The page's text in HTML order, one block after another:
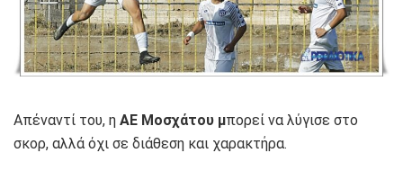
Απέναντί του, η ΑΕ Μοσχάτου μπορεί να λύγισε στο
σκορ, αλλά όχι σε διάθεση και χαρακτήρα.